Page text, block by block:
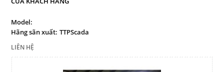
Model:
Hãng sãn xuất: TTPScada
LIÊN HỆ